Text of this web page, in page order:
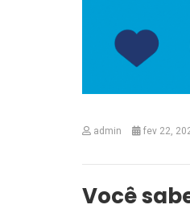
admin fev 22,
Você